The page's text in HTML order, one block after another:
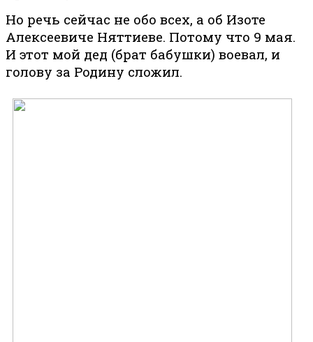
Но речь сейчас не обо всех, а об Изоте
Алексеевиче Няттиеве. Потому что 9 мая.
И этот мой дед (брат бабушки) воевал, и
голову за Родину сложил.